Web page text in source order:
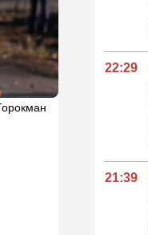
22:29
21:39